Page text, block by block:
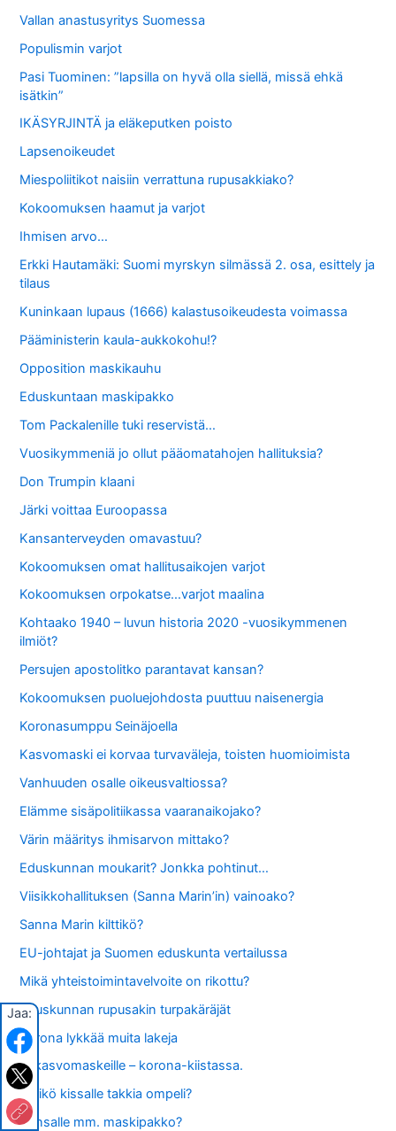
Vallan anastusyritys Suomessa
Populismin varjot
Pasi Tuominen: ”lapsilla on hyvä olla siellä, missä ehkä
isätkin”
IKÄSYRJINTÄ ja eläkeputken poisto
Lapsenoikeudet
Miespoliitikot naisiin verrattuna rupusakkiako?
Kokoomuksen haamut ja varjot
Ihmisen arvo…
Erkki Hautamäki: Suomi myrskyn silmässä 2. osa, esittely ja
tilaus
Kuninkaan lupaus (1666) kalastusoikeudesta voimassa
Pääministerin kaula-aukkokohu!?
Opposition maskikauhu
Eduskuntaan maskipakko
Tom Packalenille tuki reservistä…
Vuosikymmeniä jo ollut pääomatahojen hallituksia?
Don Trumpin klaani
Järki voittaa Euroopassa
Kansanterveyden omavastuu?
Kokoomuksen omat hallitusaikojen varjot
Kokoomuksen orpokatse…varjot maalina
Kohtaako 1940 – luvun historia 2020 -vuosikymmenen
ilmiöt?
Persujen apostolitko parantavat kansan?
Kokoomuksen puoluejohdosta puuttuu naisenergia
Koronasumppu Seinäjoella
Kasvomaski ei korvaa turvaväleja, toisten huomioimista
Vanhuuden osalle oikeusvaltiossa?
Elämme sisäpolitiikassa vaaranaikojako?
Värin määritys ihmisarvon mittako?
Eduskunnan moukarit? Jonkka pohtinut…
Viisikkohallituksen (Sanna Marin’in) vainoako?
Sanna Marin kilttikö?
EU-johtajat ja Suomen eduskunta vertailussa
Mikä yhteistoimintavelvoite on rikottu?
Eduskunnan rupusakin turpakäräjät
Korona lykkää muita lakeja
EI kasvomaskeille – korona-kiistassa.
Hiirikö kissalle takkia ompeli?
Kansalle mm. maskipakko?
Jaa: